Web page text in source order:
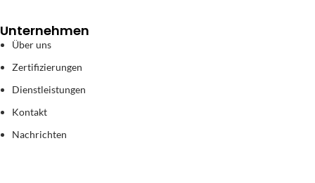
Unternehmen
Über uns
Zertifizierungen
Dienstleistungen
Kontakt
Nachrichten